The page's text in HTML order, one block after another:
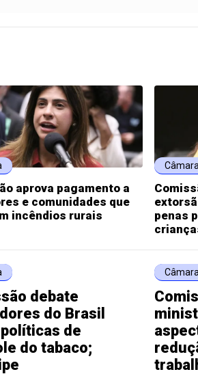
aprova pagamento a
e comunidades que
incêndios rurais
Câmara
penas
debate
do Brasil
de
do tabaco;
Câmara